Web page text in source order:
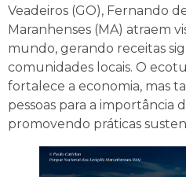
Veadeiros (GO), Fernando
Maranhenses (MA) atraem
mundo, gerando receitas
comunidades locais. O
fortalece a economia, mas
pessoas para a importância
promovendo práticas